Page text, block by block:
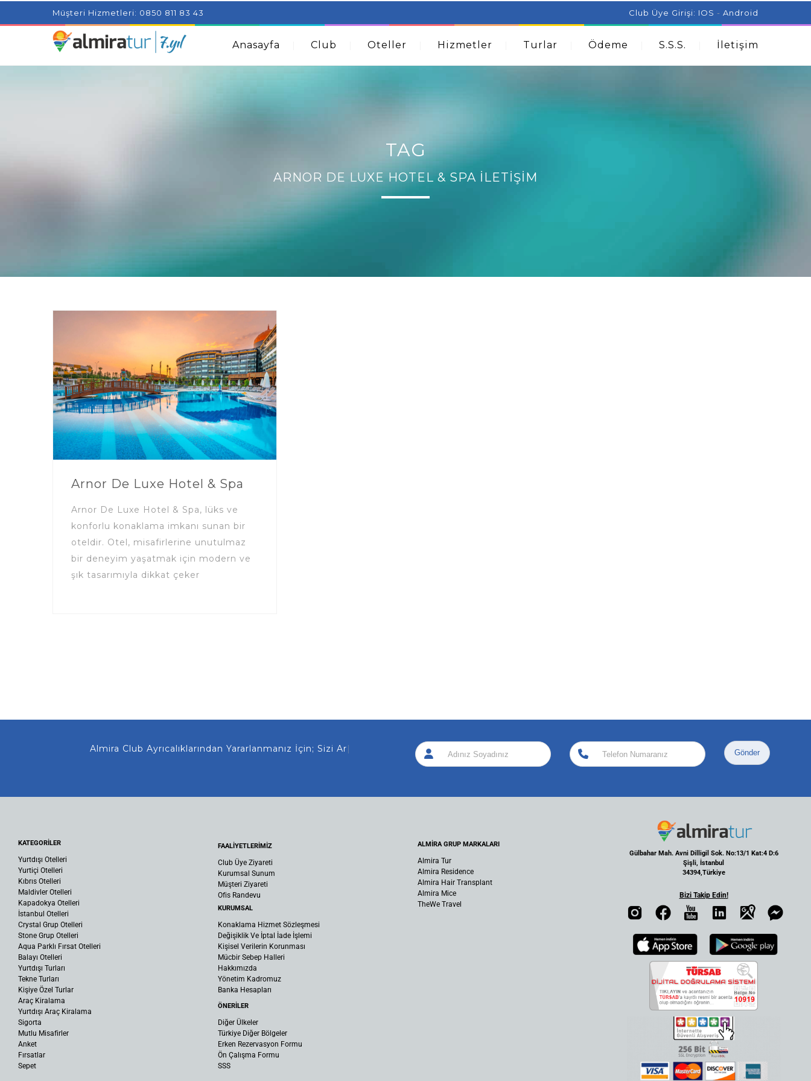
Project Milenial featuring news blogs and tutorials How A Dermatologist Can Help With Acne Problems Aromatherapy And
Kids Amazingly Simple Skin Care Tips For People With Acne
Müşteri Hizmetleri: 0850 811 83 43 Club Üye Girişi: IOS - Android
Anasayfa Club Oteller Hizmetler Turlar Ödeme S.S.S. İletişim
TAG
ARNOR DE LUXE HOTEL & SPA İLETIŞIM
Arnor De Luxe Hotel & Spa
Arnor De Luxe Hotel & Spa, lüks ve
konforlu konaklama imkanı sunan bir
oteldir. Otel, misafirlerine unutulmaz
bir deneyim yaşatmak için modern ve
şık tasarımıyla dikkat çeker
Almira Club Ayrıcalıklarından Yararlanmanız İçin; Sizi Arayalım Gönder
KATEGORİLER
Yurtdışı Otelleri
Yurtiçi Otelleri
Kıbrıs Otelleri
Maldivler Otelleri
Kapadokya Otelleri
İstanbul Otelleri
Crystal Grup Otelleri
Stone Grup Otelleri
Aqua Parklı Fırsat Otelleri
Balayı Otelleri
Yurtdışı Turları
Tekne Turları
Kişiye Özel Turlar
Araç Kiralama
Yurtdışı Araç Kiralama
Sigorta
Mutlu Misafirler
Anket
Fırsatlar
Sepet
FAALİYETLERİMİZ
Club Üye Ziyareti
Kurumsal Sunum
Müşteri Ziyareti
Ofis Randevu
KURUMSAL
Konaklama Hizmet Sözleşmesi
Değişiklik Ve İptal İade İşlemi
Kişisel Verilerin Korunması
Mücbir Sebep Halleri
Hakkımızda
Yönetim Kadromuz
Banka Hesapları
ÖNERİLER
Diğer Ülkeler
Türkiye Diğer Bölgeler
Erken Rezervasyon Formu
Ön Çalışma Formu
SSS
ALMİRA GRUP MARKALARI
Almira Tur
Almira Residence
Almira Hair Transplant
Almira Mice
TheWe Travel
Gülbahar Mah. Avni Dilligil Sok. No:13/1 Kat:4 D:6
Şişli, İstanbul
34394,Türkiye
Bizi Takip Edin!